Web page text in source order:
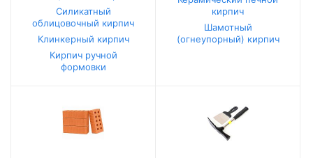
Силикатный
облицовочный кирпич
Клинкерный кирпич
Кирпич ручной
формовки
кирпич
Шамотный
(огнеупорный) кирпич